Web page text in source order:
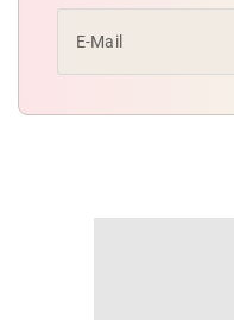
E-Mail